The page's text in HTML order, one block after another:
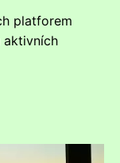
platforem
aktivních